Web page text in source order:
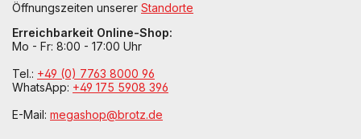
Öffnungszeiten unserer Standorte
Erreichbarkeit Online-Shop:
Mo - Fr: 8:00 - 17:00 Uhr
Tel.: +49 (0) 7763 8000 96
WhatsApp: +49 175 5908 396
E-Mail: megashop@brotz.de